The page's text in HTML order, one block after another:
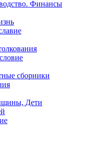
Финансы
сборники
Дети